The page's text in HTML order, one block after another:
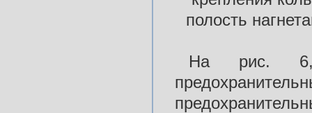
полость
На рис.